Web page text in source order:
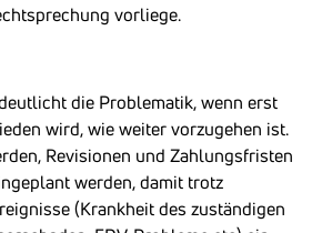
vorliege.
die Problematik, wenn erst
wird, wie weiter vorzugehen ist.
Revisionen und Zahlungsfristen
werden, damit trotz
(Krankheit des zuständigen